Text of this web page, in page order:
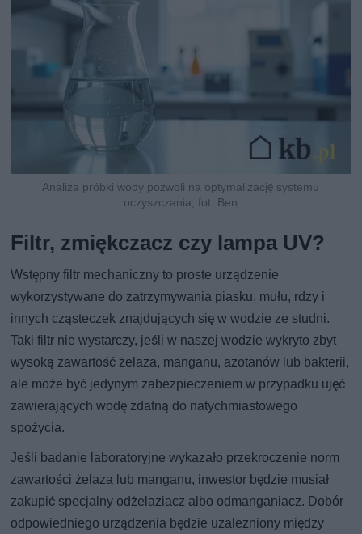
Analiza próbki wody pozwoli na optymalizację systemu
oczyszczania, fot. Ben
Filtr, zmiękczacz czy lampa UV?
Wstępny filtr mechaniczny to proste urządzenie
wykorzystywane do zatrzymywania piasku, mułu, rdzy i
innych cząsteczek znajdujących się w wodzie ze studni.
Taki filtr nie wystarczy, jeśli w naszej wodzie wykryto zbyt
wysoką zawartość żelaza, manganu, azotanów lub bakterii,
ale może być jedynym zabezpieczeniem w przypadku ujęć
zawierających wodę zdatną do natychmiastowego
spożycia.
Jeśli badanie laboratoryjne wykazało przekroczenie norm
zawartości żelaza lub manganu, inwestor będzie musiał
zakupić specjalny odżelaziacz albo odmanganiacz. Dobór
odpowiedniego urządzenia będzie uzależniony między